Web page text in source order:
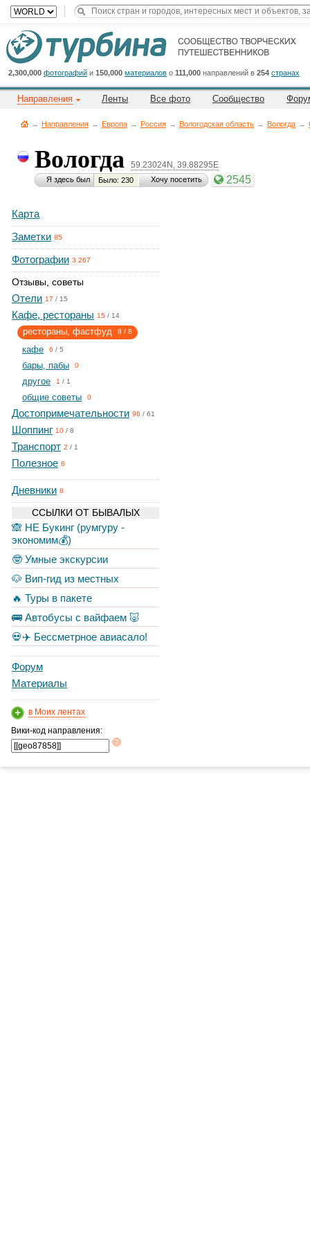
2,300,000 фотографий и 150,000 материалов о 111,000 направлений в 254 странах
Направления Ленты Все фото Сообщество
→ Направления → Европа → Россия → Вологодская область → Вологда →
Вологда 59.23024N, 39.88295E
Я здесь был Было: 230 Хочу посетить 2545
Карта
Заметки 85
Фотографии 3 267
Отзывы, советы
Отели 17 / 15
Кафе, рестораны 15 / 14
рестораны, фастфуд 8 / 8
кафе 6 / 5
бары, пабы 0
другое 1 / 1
общие советы 0
Достопримечательности 96 / 61
Шоппинг 10 / 8
Транспорт 2 / 1
Полезное 6
Дневники 8
ССЫЛКИ ОТ БЫВАЛЫХ
🙈 НЕ Букинг (румгуру -
экономим💰)
🤓 Умные экскурсии
🐶 Вип-гид из местных
🔥 Туры в пакете
🚌 Автобусы с вайфаем 🐷
💀✈️ Бессметрное авиасало!
Форум
Материалы
в Моих лентах
Вики-код направления: